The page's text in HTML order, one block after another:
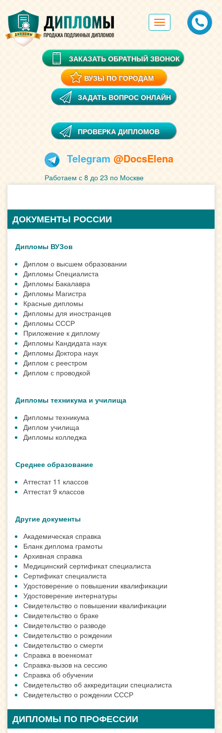
Toggle
navigation
ЗАКАЗАТЬ ОБРАТНЫЙ ЗВОНОК
ВУЗЫ ПО ГОРОДАМ
ЗАДАТЬ ВОПРОС ОНЛАЙН
ПРОВЕРКА ДИПЛОМОВ
Telegram @DocsElena
Работаем с 8 до 23 по Москве
ДОКУМЕНТЫ РОССИИ
Дипломы ВУЗов
Диплом о высшем образовании
Дипломы Cпециалиста
Дипломы Бакалавра
Дипломы Магистра
Красные дипломы
Дипломы для иностранцев
Дипломы СССР
Приложение к диплому
Дипломы Кандидата наук
Дипломы Доктора наук
Диплом с реестром
Диплом с проводкой
Дипломы техникума и училища
Дипломы техникума
Диплом училища
Дипломы колледжа
Среднее образование
Аттестат 11 классов
Аттестат 9 классов
Другие документы
Академическая справка
Бланк диплома грамоты
Архивная справка
Медицинский сертификат специалиста
Сертификат специалиста
Удостоверение о повышении квалификации
Удостоверение интернатуры
Свидетельство о повышении квалификации
Свидетельство о браке
Свидетельство о разводе
Свидетельство о рождении
Свидетельство о смерти
Справка в военкомат
Справка-вызов на сессию
Справка об обучении
Свидетельство об аккредитации специалиста
Свидетельство о рождении СССР
ДИПЛОМЫ ПО ПРОФЕССИИ